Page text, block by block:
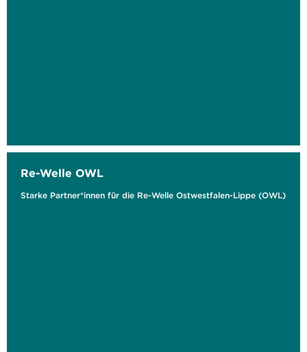
Re-Welle OWL
Starke Partner*innen für die Re-Welle Ostwestfalen-Lippe (OWL)